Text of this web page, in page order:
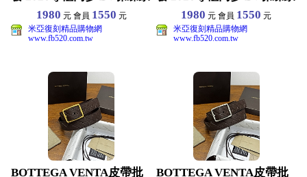
男生皮1980 元 會員 1550 元
米亞復刻精品購物網
www.fb520.com.tw
男生皮1980 元 會員 1550 元
米亞復刻精品購物網
www.fb520.com.tw
BOTTEGA VENTA皮帶批
BOTTEGA VENTA皮帶批